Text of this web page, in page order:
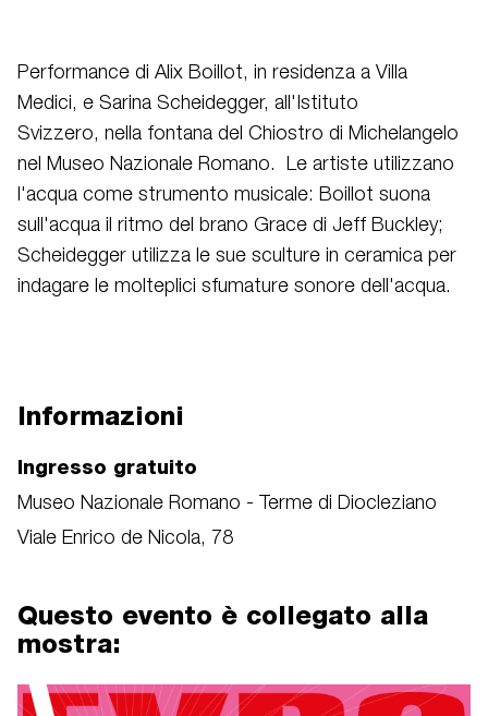
Performance di Alix Boillot, in residenza a Villa
Medici, e Sarina Scheidegger, all'Istituto
Svizzero, nella fontana del Chiostro di Michelangelo
nel Museo Nazionale Romano. Le artiste utilizzano
l'acqua come strumento musicale: Boillot suona
sull'acqua il ritmo del brano Grace di Jeff Buckley;
Scheidegger utilizza le sue sculture in ceramica per
indagare le molteplici sfumature sonore dell'acqua.
Informazioni
Ingresso gratuito
Museo Nazionale Romano - Terme di Diocleziano
Viale Enrico de Nicola, 78
Questo evento è collegato alla
mostra: